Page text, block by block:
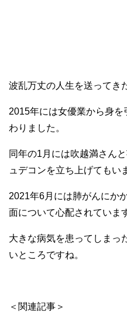
波乱万丈の人生を送ってき
2015年には女優業から身を
わりました。
同年の1月には吹越満さん
ュデコンを立ち上げてもい
2021年6月には肺がんにか
面について心配されていま
大きな病気を患ってしまっ
いところですね。
＜関連記事＞